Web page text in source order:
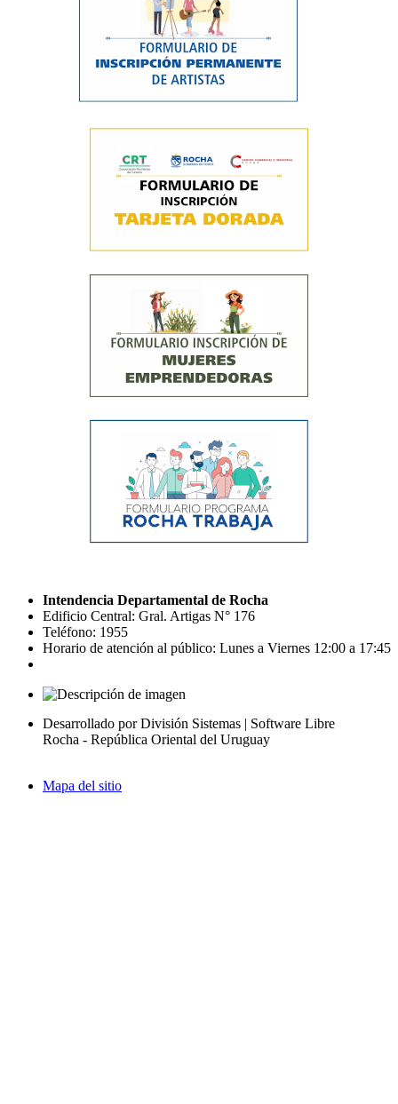
Intendencia Departamental de Rocha
Edificio Central: Gral. Artigas N° 176
Teléfono: 1955
Horario de atención al público: Lunes a Viernes 12:00 a 17:45
Desarrollado por División Sistemas | Software Libre
Rocha - República Oriental del Uruguay
Mapa del sitio